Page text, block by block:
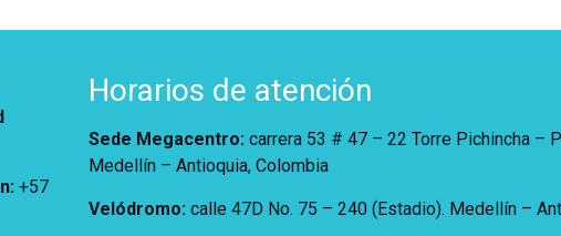
: +57
Horarios de atención
Sede Megacentro: carrera 53 # 47 – 22 Torre Pichincha –
Medellín – Antioquia, Colombia
Velódromo: calle 47D No. 75 – 240 (Estadio). Medellín –